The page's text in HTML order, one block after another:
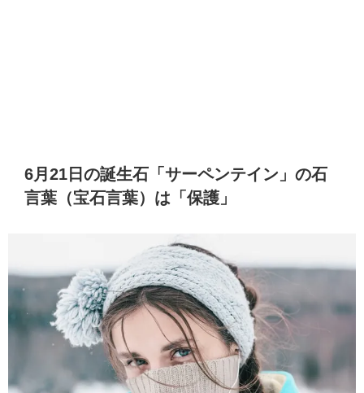
6月21日の誕生石「サーペンテイン」の石
言葉（宝石言葉）は「保護」